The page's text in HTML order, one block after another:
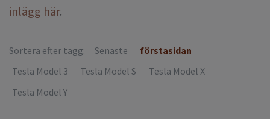
inlägg här.
Sortera efter tagg: Senaste
förstasidan
Tesla Model 3
Tesla Model S
Tesla Model X
Tesla Model Y